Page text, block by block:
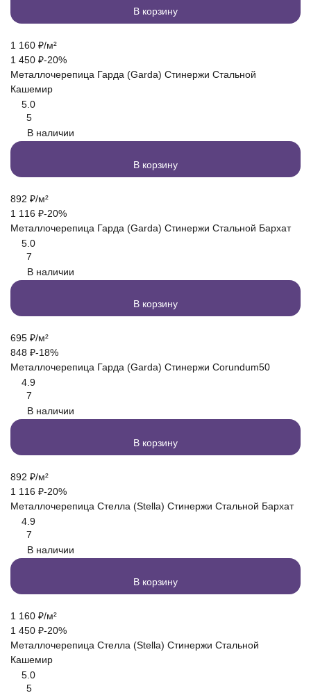
В корзину
1 160 ₽/м²
1 450 ₽-20%
Металлочерепица Гарда (Garda) Стинержи Стальной
Кашемир
5.0
5
В наличии
В корзину
892 ₽/м²
1 116 ₽-20%
Металлочерепица Гарда (Garda) Стинержи Стальной Бархат
5.0
7
В наличии
В корзину
695 ₽/м²
848 ₽-18%
Металлочерепица Гарда (Garda) Стинержи Corundum50
4.9
7
В наличии
В корзину
892 ₽/м²
1 116 ₽-20%
Металлочерепица Стелла (Stella) Стинержи Стальной Бархат
4.9
7
В наличии
В корзину
1 160 ₽/м²
1 450 ₽-20%
Металлочерепица Стелла (Stella) Стинержи Стальной
Кашемир
5.0
5